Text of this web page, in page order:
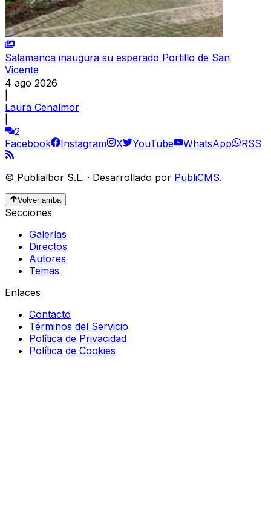
Salamanca inaugura su esperado Portillo de San
Vicente
4 ago 2026
Laura Cenalmor
2
Facebook
Instagram X YouTube WhatsApp RSS
© Publialbor S.L. · Desarrollado por PubliCMS.
Volver arriba
Secciones
Galerías
Directos
Autores
Temas
Enlaces
Contacto
Términos del Servicio
Política de Privacidad
Política de Cookies